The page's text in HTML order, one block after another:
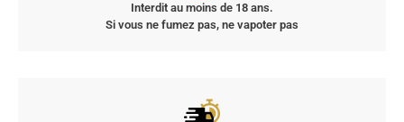
Interdit au moins de 18 ans.
Si vous ne fumez pas, ne vapoter pas